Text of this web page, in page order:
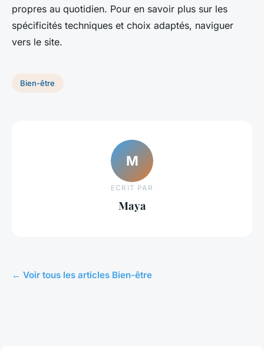
propres au quotidien. Pour en savoir plus sur les
spécificités techniques et choix adaptés, naviguer
vers le site.
Bien-être
M
ECRIT PAR
Maya
← Voir tous les articles Bien-être